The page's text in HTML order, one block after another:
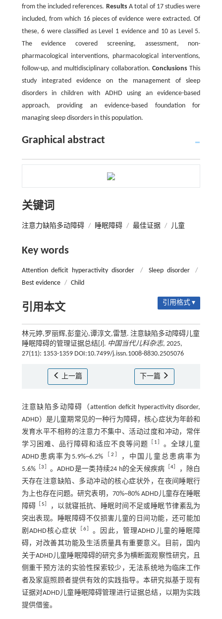
from the included references. ResultsA total of 17 studies were
included, from which 16 pieces of evidence were extracted. Of
these, 6 were classified as Level 1 evidence and 10 as Level 5.
The evidence covered screening, assessment, non-
pharmacological interventions, pharmacological interventions,
follow-up, and multidisciplinary collaboration.Conclusions This
study integrated evidence on the management of sleep
disorders in children with ADHD using an evidence-based
approach, providing an evidence-based foundation for
managing sleep disorders in this population.
Graphical abstract
关键词
注意力缺陷多动障碍 / 睡眠障碍 / 最佳证据 / 儿童
Key words
Attention deficit hyperactivity disorder / Sleep disorder
/
Best evidence / Child
引用本文 引用格式 ▾
林元婷,罗丽辉,彭童沁,谭淳文,雷慧. 注意缺陷多动障碍儿童
睡眠障碍的管理证据总结[J]. 中国当代儿科杂志, 2025,
27(11): 1353-1359 DOI:10.7499/j.issn.1008-8830.2505076
上一篇 下一篇
注意缺陷多动障碍（attention deficit hyperactivity disorder,
ADHD）是儿童期常见的一种行为障碍，核心症状为年龄和
发育水平不相称的注意力不集中、活动过度和冲动，常伴
学习困难、品行障碍和适应不良等问题
1
。全球儿童
ADHD患病率为5.9%~6.2%
2
，中国儿童总患病率为
5.6% ［3 。ADHD是一类持续24 h的全天候疾病 ［4
，除白
天存在注意缺陷、多动冲动的核心症状外，在夜间睡眠行
为上也存在问题。研究表明，70%~80% ADHD儿童存在睡眠
障碍
5
，以就寝抵抗、睡眠时间不足或睡眠节律紊乱为
突出表现。睡眠障碍不仅损害儿童的日间功能，还可能加
剧ADHD核心症状
6］ 。因此，管理ADHD儿童的睡眠障
碍，对改善其功能及生活质量具有重要意义。目前，国内
关于ADHD儿童睡眠障碍的研究多为横断面观察性研究，且
侧重干预方法的实验性探索较少，无法系统地为临床工作
者及家庭照顾者提供有效的实践指导。本研究拟基于现有
证据对ADHD儿童睡眠障碍管理进行证据总结，以期为实践
提供借鉴。